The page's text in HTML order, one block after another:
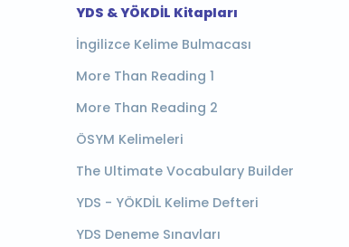
YDS & YÖKDİL Kitapları
İngilizce Kelime Bulmacası
More Than Reading 1
More Than Reading 2
ÖSYM Kelimeleri
The Ultimate Vocabulary Builder
YDS - YÖKDİL Kelime Defteri
YDS Deneme Sınavları